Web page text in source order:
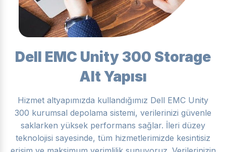
Dell EMC Unity 300 Storage
Alt Yapısı
Hizmet altyapımızda kullandığımız Dell EMC Unity
300 kurumsal depolama sistemi, verilerinizi güvenle
saklarken yüksek performans sağlar. İleri düzey
teknolojisi sayesinde, tüm hizmetlerimizde kesintisiz